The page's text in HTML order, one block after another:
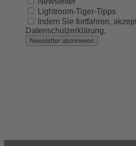
Lightroom-Tiger-Tipps
Indem Sie fortfahren,
Datenschutzerklärung.